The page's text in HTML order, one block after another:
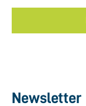
Newsletter